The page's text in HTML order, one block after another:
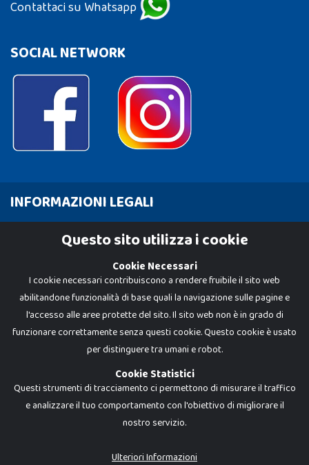
Contattaci su Whatsapp
SOCIAL NETWORK
INFORMAZIONI LEGALI
Cookie Policy
Dadi e Mattoncini è un brand di Giocabene Srl. Ogni riproduzione o utilizzo non
I prezzi e le promozioni pubblicate potrebbero differire da quanto esposto in
Questo sito utilizza i cookie
Cookie Necessari
I cookie necessari contribuiscono a rendere fruibile il sito web
abilitandone funzionalità di base quali la navigazione sulle pagine e
l'accesso alle aree protette del sito. Il sito web non è in grado di
funzionare correttamente senza questi cookie. Questo cookie è usato
per distinguere tra umani e robot.
Cookie Statistici
Questi strumenti di tracciamento ci permettono di misurare il traffico
e analizzare il tuo comportamento con l'obiettivo di migliorare il
nostro servizio.
Ulteriori Informazioni